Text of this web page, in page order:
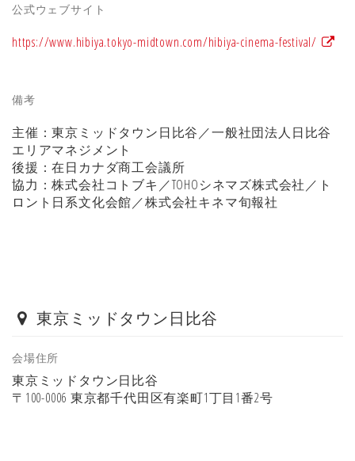
公式ウェブサイト
https://www.hibiya.tokyo-midtown.com/hibiya-cinema-festival/
備考
主催：東京ミッドタウン日比谷／一般社団法人日比谷
エリアマネジメント
後援：在日カナダ商工会議所
協力：株式会社コトブキ／TOHOシネマズ株式会社／ト
ロント日系文化会館／株式会社キネマ旬報社
東京ミッドタウン日比谷
会場住所
東京ミッドタウン日比谷
〒100-0006 東京都千代田区有楽町1丁目1番2号